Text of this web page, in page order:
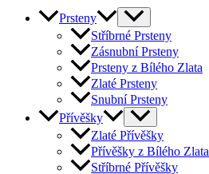
Prsteny
Stříbrné Prsteny
Zásnubní Prsteny
Prsteny z Bílého Zlata
Zlaté Prsteny
Snubní Prsteny
Přívěšky
Zlaté Přívěšky
Přívěšky z Bílého Zlata
Stříbrné Přívěšky